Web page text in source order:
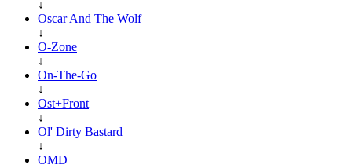
↓
Oscar And The Wolf
↓
O-Zone
↓
On-The-Go
↓
Ost+Front
↓
Ol' Dirty Bastard
↓
OMD